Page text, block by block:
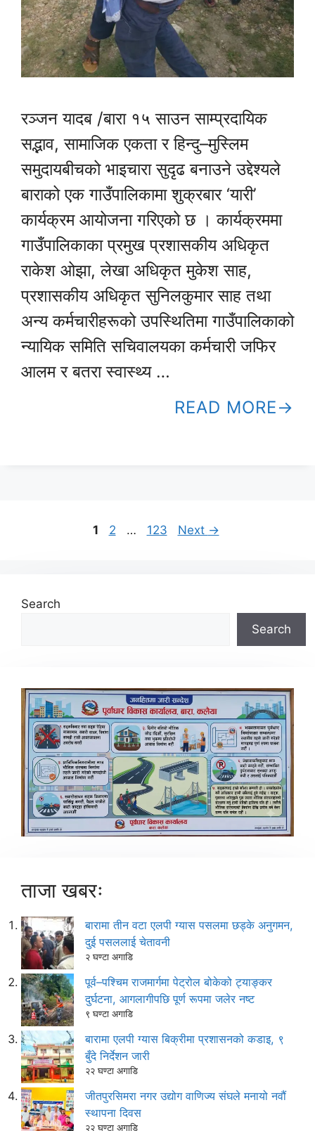
रञ्जन यादब /बारा १५ साउन साम्प्रदायिक
सद्भाव, सामाजिक एकता र हिन्दु–मुस्लिम
समुदायबीचको भाइचारा सुदृढ बनाउने उद्देश्यले
बाराको एक गाउँपालिकामा शुक्रबार ‘यारी’
कार्यक्रम आयोजना गरिएको छ । कार्यक्रममा
गाउँपालिकाका प्रमुख प्रशासकीय अधिकृत
राकेश ओझा, लेखा अधिकृत मुकेश साह,
प्रशासकीय अधिकृत सुनिलकुमार साह तथा
अन्य कर्मचारीहरूको उपस्थितिमा गाउँपालिकाको
न्यायिक समिति सचिवालयका कर्मचारी जफिर
आलम र बतरा स्वास्थ्य …
READ MORE
Page
1 Page
2 … Page
123 Next →
Search
Search
ताजा खबरः
बारामा तीन वटा एलपी ग्यास पसलमा छड्के अनुगमन,
दुई पसललाई चेतावनी
२ घण्टा अगाडि
पूर्व–पश्चिम राजमार्गमा पेट्रोल बोकेको ट्याङ्कर
दुर्घटना, आगलागीपछि पूर्ण रूपमा जलेर नष्ट
९ घण्टा अगाडि
बारामा एलपी ग्यास बिक्रीमा प्रशासनको कडाइ, ९
बुँदे निर्देशन जारी
२२ घण्टा अगाडि
जीतपुरसिमरा नगर उद्योग वाणिज्य संघले मनायो नवौं
स्थापना दिवस
२२ घण्टा अगाडि